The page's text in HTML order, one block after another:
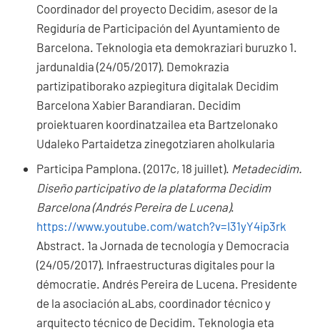
Coordinador del proyecto Decidim, asesor de la
Regiduría de Participación del Ayuntamiento de
Barcelona. Teknologia eta demokraziari buruzko 1.
jardunaldia (24/05/2017). Demokrazia
partizipatiborako azpiegitura digitalak Decidim
Barcelona Xabier Barandiaran. Decidim
proiektuaren koordinatzailea eta Bartzelonako
Udaleko Partaidetza zinegotziaren aholkularia
Participa Pamplona. (2017c, 18 juillet). Metadecidim.
Diseño participativo de la plataforma Decidim
Barcelona (Andrés Pereira de Lucena).
https://www.youtube.com/watch?v=I31yY4ip3rk
Abstract. 1a Jornada de tecnología y Democracia
(24/05/2017). Infraestructuras digitales pour la
démocratie. Andrés Pereira de Lucena. Presidente
de la asociación aLabs, coordinador técnico y
arquitecto técnico de Decidim. Teknologia eta